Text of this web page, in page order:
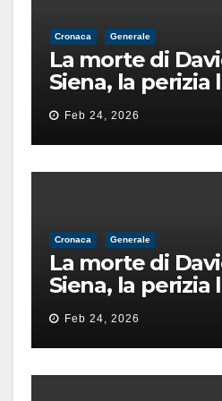
Cronaca Generale
La morte di
Siena, la perizia
pista di
finita male
Feb 24, 2026
Cronaca Generale
La morte di
Siena, la perizia
pista di
finita male
Feb 24, 2026